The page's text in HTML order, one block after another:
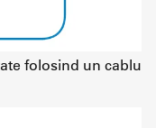
folosind un cablu